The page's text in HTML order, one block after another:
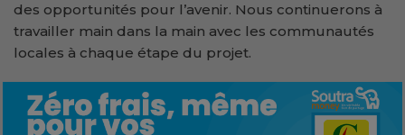
des opportunités pour l’avenir. Nous continuerons à
travailler main dans la main avec les communautés
locales à chaque étape du projet.